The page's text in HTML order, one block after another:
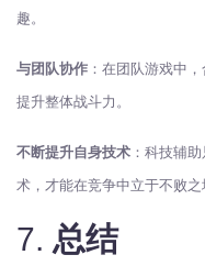
趣。
与团队协作 ：在团队游戏中
提升整体战斗力。
不断提升自身技术 ：科技辅
术，才能在竞争中立于不败之
7. 总结